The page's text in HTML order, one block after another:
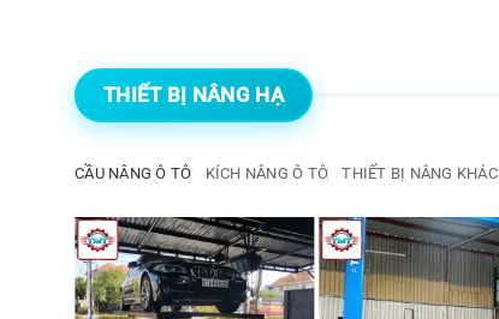
THIẾT BỊ NÂNG HẠ
CẦU NÂNG Ô TÔ KÍCH NÂNG Ô TÔ THIẾT BỊ NÂNG KHÁC